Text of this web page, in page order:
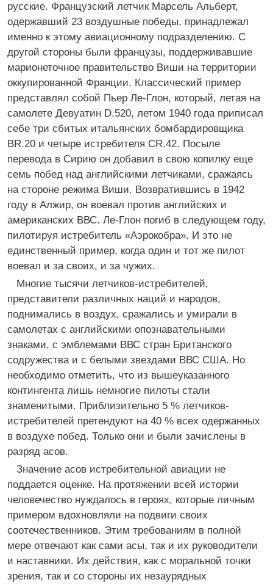
русские. Французский летчик Марсель Альберт,
одержавший 23 воздушные победы, принадлежал
именно к этому авиационному подразделению. С
другой стороны были французы, поддерживавшие
марионеточное правительство Виши на территории
оккупированной Франции. Классический пример
представлял собой Пьер Ле-Глон, который, летая на
самолете Девуатин D.520, летом 1940 года приписал
себе три сбитых итальянских бомбардировщика
BR.20 и четыре истребителя CR.42. Посыле
перевода в Сирию он добавил в свою копилку еще
семь побед над английскими летчиками, сражаясь
на стороне режима Виши. Возвратившись в 1942
году в Алжир, он воевал против английских и
американских ВВС. Ле-Глон погиб в следующем году,
пилотируя истребитель «Аэрокобра». И это не
единственный пример, когда один и тот же пилот
воевал и за своих, и за чужих.
Многие тысячи летчиков-истребителей,
представители различных наций и народов,
поднимались в воздух, сражались и умирали в
самолетах с английскими опознавательными
знаками, с эмблемами ВВС стран Британского
содружества и с белыми звездами ВВС США. Но
необходимо отметить, что из вышеуказанного
контингента лишь немногие пилоты стали
знаменитыми. Приблизительно 5 % летчиков-
истребителей претендуют на 40 % всех одержанных
в воздухе побед. Только они и были зачислены в
разряд асов.
Значение асов истребительной авиации не
поддается оценке. На протяжении всей истории
человечество нуждалось в героях, которые личным
примером вдохновляли на подвиги своих
соотечественников. Этим требованиям в полной
мере отвечают как сами асы, так и их руководители
и наставники. Их действия, как с моральной точки
зрения, так и со стороны их незаурядных